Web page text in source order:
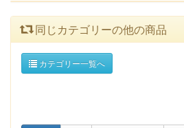
同じカテゴリーの他の商品
カテゴリー一覧へ